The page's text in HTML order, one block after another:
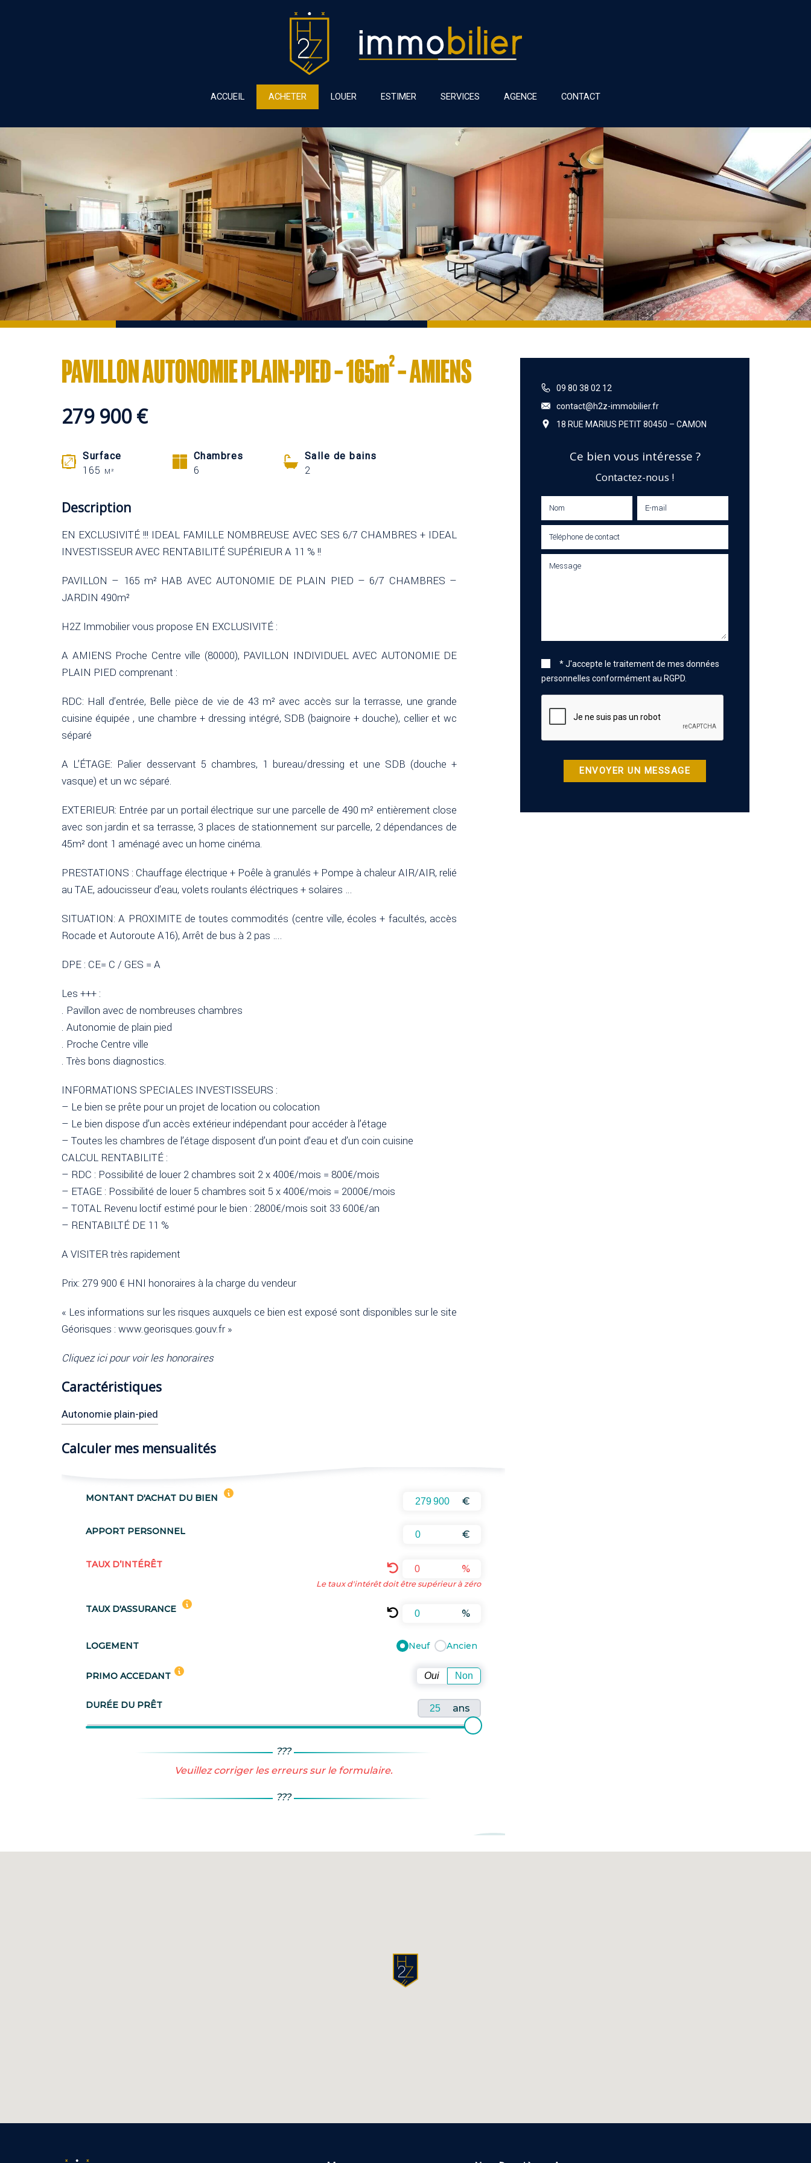
ACCUEIL ACHETER LOUER ESTIMER SERVICES AGENCE CONTACT
PAVILLON AUTONOMIE PLAIN-PIED – 165m² – AMIENS
279 900 €
Surface
165 M²
Chambres
6
Salle de bains
2
Description
EN EXCLUSIVITÉ !!! IDEAL FAMILLE NOMBREUSE AVEC SES 6/7 CHAMBRES + IDEAL
INVESTISSEUR AVEC RENTABILITÉ SUPÉRIEUR A 11 % !!
PAVILLON – 165 m² HAB AVEC AUTONOMIE DE PLAIN PIED – 6/7 CHAMBRES –
JARDIN 490m²
H2Z Immobilier vous propose EN EXCLUSIVITÉ :
A AMIENS Proche Centre ville (80000), PAVILLON INDIVIDUEL AVEC AUTONOMIE DE
PLAIN PIED comprenant :
RDC: Hall d’entrée, Belle pièce de vie de 43 m² avec accès sur la terrasse, une grande
cuisine équipée , une chambre + dressing intégré, SDB (baignoire + douche), cellier et wc
séparé
A L’ÉTAGE: Palier desservant 5 chambres, 1 bureau/dressing et une SDB (douche +
vasque) et un wc séparé.
EXTERIEUR: Entrée par un portail électrique sur une parcelle de 490 m² entièrement close
avec son jardin et sa terrasse, 3 places de stationnement sur parcelle, 2 dépendances de
45m² dont 1 aménagé avec un home cinéma.
PRESTATIONS : Chauffage électrique + Poêle à granulés + Pompe à chaleur AIR/AIR, relié
au TAE, adoucisseur d’eau, volets roulants éléctriques + solaires …
SITUATION: A PROXIMITE de toutes commodités (centre ville, écoles + facultés, accès
Rocade et Autoroute A16), Arrêt de bus à 2 pas ….
DPE : CE= C / GES = A
Les +++ :
. Pavillon avec de nombreuses chambres
. Autonomie de plain pied
. Proche Centre ville
. Très bons diagnostics.
INFORMATIONS SPECIALES INVESTISSEURS :
– Le bien se prête pour un projet de location ou colocation
– Le bien dispose d’un accès extérieur indépendant pour accéder à l’étage
– Toutes les chambres de l’étage disposent d’un point d’eau et d’un coin cuisine
CALCUL RENTABILITÉ :
– RDC : Possibilité de louer 2 chambres soit 2 x 400€/mois = 800€/mois
– ETAGE : Possibilité de louer 5 chambres soit 5 x 400€/mois = 2000€/mois
– TOTAL Revenu loctif estimé pour le bien : 2800€/mois soit 33 600€/an
– RENTABILTÉ DE 11 %
A VISITER très rapidement
Prix: 279 900 € HNI honoraires à la charge du vendeur
« Les informations sur les risques auxquels ce bien est exposé sont disponibles sur le site
Géorisques : www.georisques.gouv.fr »
Cliquez ici pour voir les honoraires
Caractéristiques
Autonomie plain-pied
Calculer mes mensualités
09 80 38 02 12
contact@h2z-immobilier.fr
18 RUE MARIUS PETIT 80450 – CAMON
Ce bien vous intéresse ?
* J'accepte le traitement de mes données
personnelles conformément au RGPD.